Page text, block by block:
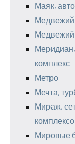
Маяк,
Медвежий
Медвежий
комплекс
Метро
Мечта,
Мираж,
Мировые